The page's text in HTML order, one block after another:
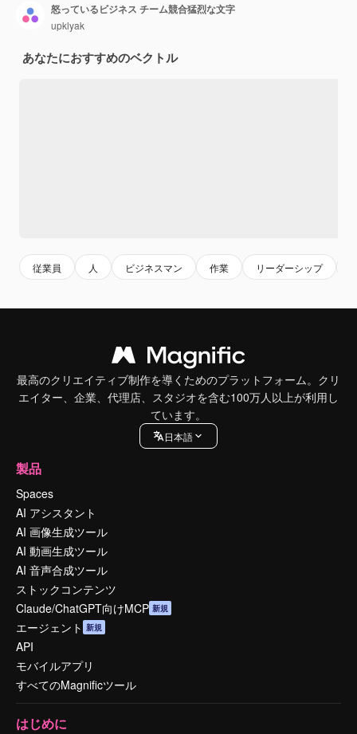
怒っているビジネス チーム競合猛烈な文字
upklyak
あなたにおすすめのベクトル
従業員 人 ビジネスマン 作業 リーダーシップ
最高のクリエイティブ制作を導くためのプラットフォーム。クリ
エイター、企業、代理店、スタジオを含む100万人以上が利用し
ています。
日本語
製品
Spaces
AI アシスタント
AI 画像生成ツール
AI 動画生成ツール
AI 音声合成ツール
ストックコンテンツ
Claude/ChatGPT向けMCP 新規
エージェント 新規
API
モバイルアプリ
すべてのMagnificツール
はじめに